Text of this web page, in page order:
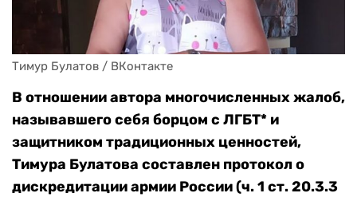
Тимур Булатов / ВКонтакте
В отношении автора многочисленных жалоб,
называвшего себя борцом с ЛГБТ* и
защитником традиционных ценностей,
Тимура Булатова составлен протокол о
дискредитации армии России (ч. 1 ст. 20.3.3